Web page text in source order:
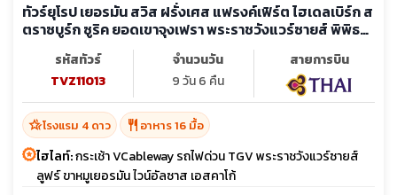
ทัวร์ยุโรป เยอรมัน สวิส ฝรั่งเศส แฟรงค์เฟิร์ต ไฮเดลเบิร์ก ส
ตราซบูร์ก ซูริค ยอดเขาจุงเฟรา พระราชวังแวร์ซายส์ พิพิธ
รหัสทัวร์
TVZ11013
จำนวนวัน
9 วัน 6 คืน
สายการบิน
hotel_classโรงแรม 4 ดาว restaurant อาหาร 16 มื้อ
ไฮไลท์:กระเช้า VCableway รถไฟด่วน TGV พระราชวังแวร์ซายส์
ลูฟร์ ขาหมูเยอรมัน ไวน์อัลซาส เอสคาโก้